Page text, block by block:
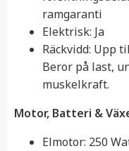
ramgaranti
Elektrisk: Ja
Räckvidd: Upp
Beror på last,
muskelkraft.
Motor, Batteri &
Elmotor: 250